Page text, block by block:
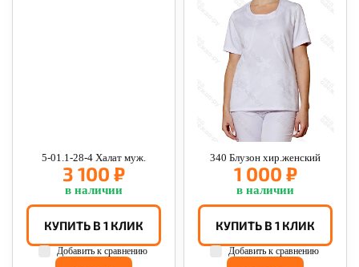
5-01.1-28-4 Халат муж.
3 100 ₽
в наличии
КУПИТЬ В 1 КЛИК
Добавить к сравнению
340 Блузон хир.женский
1 000 ₽
в наличии
КУПИТЬ В 1 КЛИК
Добавить к сравнению